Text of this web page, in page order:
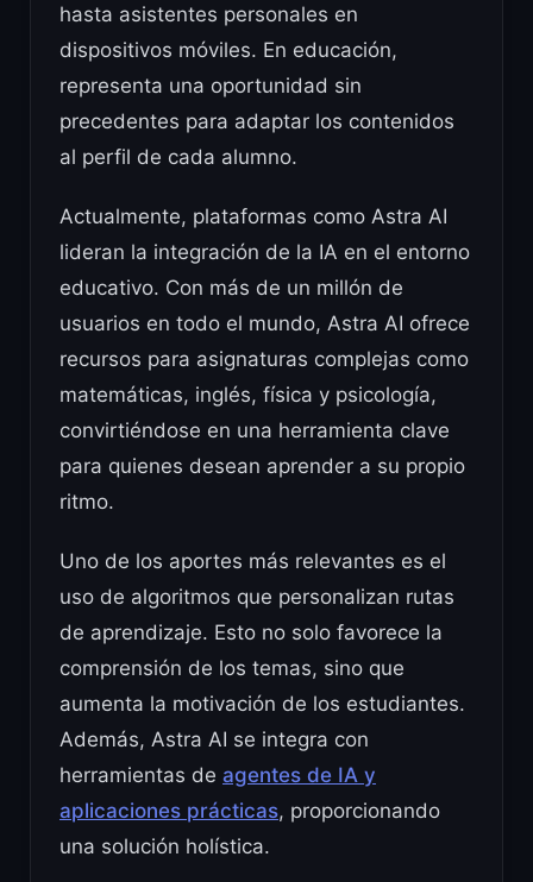
hasta asistentes personales en
dispositivos móviles. En educación,
representa una oportunidad sin
precedentes para adaptar los contenidos
al perfil de cada alumno.
Actualmente, plataformas como Astra AI
lideran la integración de la IA en el entorno
educativo. Con más de un millón de
usuarios en todo el mundo, Astra AI ofrece
recursos para asignaturas complejas como
matemáticas, inglés, física y psicología,
convirtiéndose en una herramienta clave
para quienes desean aprender a su propio
ritmo.
Uno de los aportes más relevantes es el
uso de algoritmos que personalizan rutas
de aprendizaje. Esto no solo favorece la
comprensión de los temas, sino que
aumenta la motivación de los estudiantes.
Además, Astra AI se integra con
herramientas de agentes de IA y
aplicaciones prácticas, proporcionando
una solución holística.